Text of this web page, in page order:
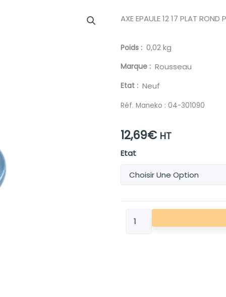
AXE EPAULE 12 17 PLAT ROND
Poids 0,02 kg
Marque Rousseau
Etat Neuf
Réf. Maneko : 04-301090
12,69€ HT
Etat
quantité
AXE